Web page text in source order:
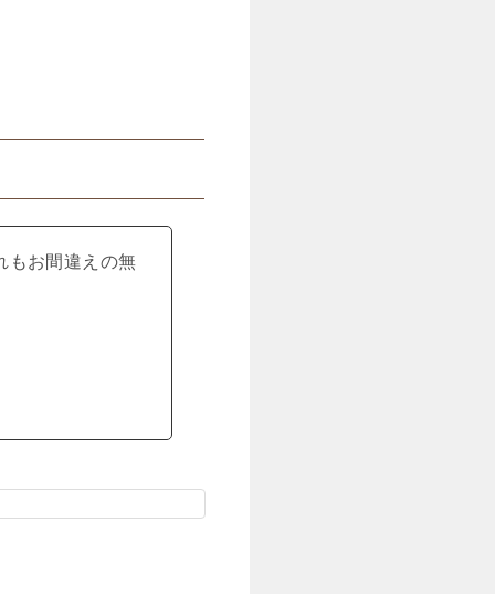
もお間違えの無